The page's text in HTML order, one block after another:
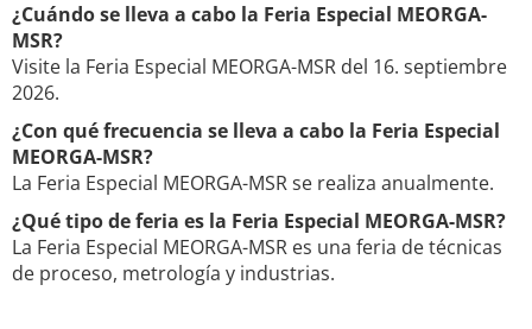
¿Cuándo se lleva a cabo la Feria Especial MEORGA-
MSR?
Visite la Feria Especial MEORGA-MSR del 16. septiembre
2026.
¿Con qué frecuencia se lleva a cabo la Feria Especial
MEORGA-MSR?
La Feria Especial MEORGA-MSR se realiza anualmente.
¿Qué tipo de feria es la Feria Especial MEORGA-MSR?
La Feria Especial MEORGA-MSR es una feria de técnicas
de proceso, metrología y industrias.